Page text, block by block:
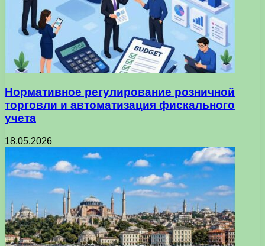
Нормативное регулирование розничной
торговли и автоматизация фискального
учета
18.05.2026